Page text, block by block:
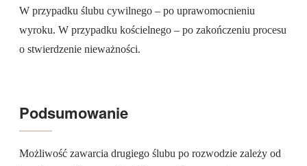
W przypadku ślubu cywilnego – po uprawomocnieniu
wyroku. W przypadku kościelnego – po zakończeniu procesu
o stwierdzenie nieważności.
Podsumowanie
Możliwość zawarcia drugiego ślubu po rozwodzie zależy od